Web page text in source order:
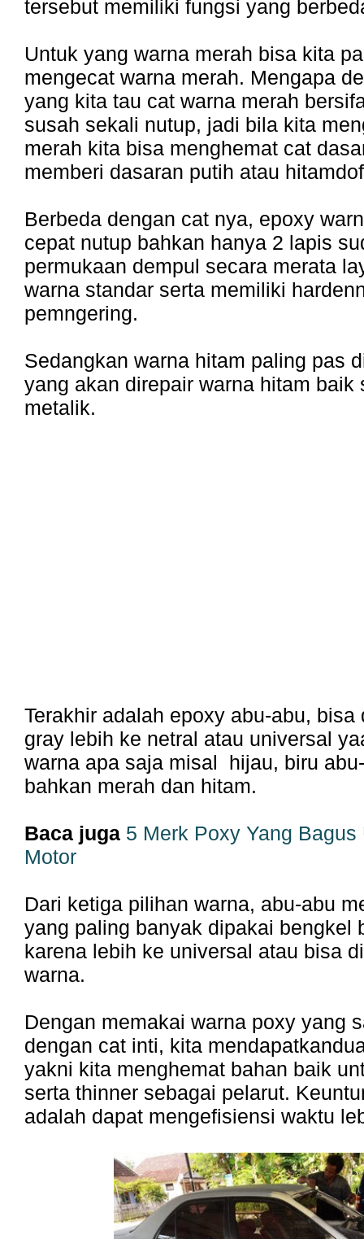
tersebut memiliki fungsi yang
Untuk yang warna merah bisa kita
mengecat warna merah. Mengapa
yang kita tau cat warna merah
susah sekali nutup, jadi bila kita
merah kita bisa menghemat cat
memberi dasaran putih atau
Berbeda dengan cat nya, epoxy
cepat nutup bahkan hanya 2 lapis
permukaan dempul secara merata
warna standar serta memiliki
pemngering.
Sedangkan warna hitam paling pas
yang akan direpair warna hitam baik
metalik.
Terakhir adalah epoxy abu-abu, bisa
gray lebih ke netral atau universal
warna apa saja misal hijau, biru
bahkan merah dan hitam.
Baca juga 5 Merk Poxy Yang
Motor
Dari ketiga pilihan warna, abu-abu
yang paling banyak dipakai bengkel
karena lebih ke universal atau bisa
warna.
Dengan memakai warna poxy yang
dengan cat inti, kita
yakni kita menghemat bahan baik
serta thinner sebagai pelarut.
adalah dapat mengefisiensi waktu